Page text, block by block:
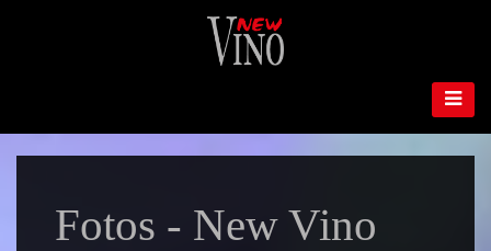
Fotos - New Vino